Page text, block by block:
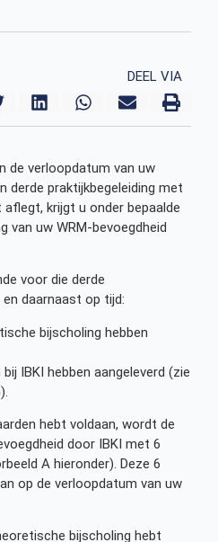
DEEL VIA
de verloopdatum van uw
derde praktijkbegeleiding met
krijgt u onder bepaalde
van uw WRM-bevoegdheid
voor die derde
en daarnaast op tijd:
bijscholing hebben
bij IBKI hebben aangeleverd (zie
hebt voldaan, wordt de
door IBKI met 6
A hieronder). Deze 6
op de verloopdatum van uw
bijscholing hebt